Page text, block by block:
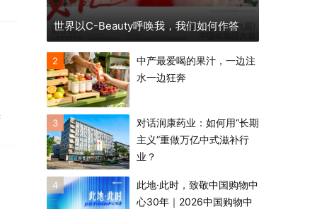
世界以C-Beauty呼唤我，我们如何作答
2
中产最爱喝的果汁，一边注
水一边狂奔
3
对话润康药业：如何用“长期
主义”重做万亿中式滋补行
业？
4
此地·此时，致敬中国购物中
心30年｜2026中国购物中